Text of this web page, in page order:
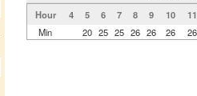
Hour 4 5 6 7 8 9 10
11
Min
20 25 25 26 26 26 26